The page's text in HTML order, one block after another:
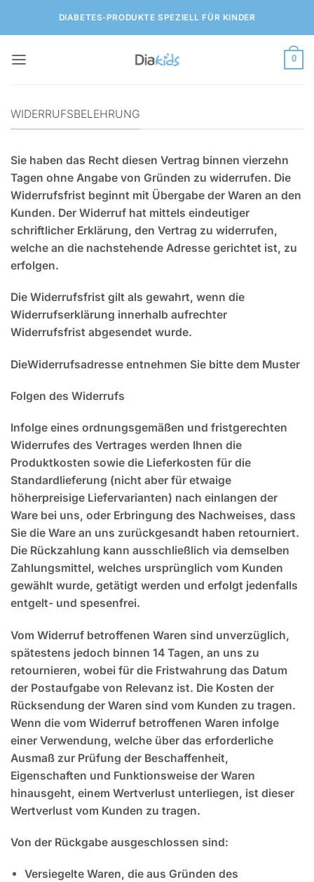
DIABETES-PRODUKTE SPEZIELL FÜR KINDER
0
WIDERRUFSBELEHRUNG
Sie haben das Recht diesen Vertrag binnen vierzehn
Tagen ohne Angabe von Gründen zu widerrufen. Die
Widerrufsfrist beginnt mit Übergabe der Waren an den
Kunden. Der Widerruf hat mittels eindeutiger
schriftlicher Erklärung, den Vertrag zu widerrufen,
welche an die nachstehende Adresse gerichtet ist, zu
erfolgen.
Die Widerrufsfrist gilt als gewahrt, wenn die
Widerrufserklärung innerhalb aufrechter
Widerrufsfrist abgesendet wurde.
DieWiderrufsadresse entnehmen Sie bitte dem Muster
Folgen des Widerrufs
Infolge eines ordnungsgemäßen und fristgerechten
Widerrufes des Vertrages werden Ihnen die
Produktkosten sowie die Lieferkosten für die
Standardlieferung (nicht aber für etwaige
höherpreisige Liefervarianten) nach einlangen der
Ware bei uns, oder Erbringung des Nachweises, dass
Sie die Ware an uns zurückgesandt haben retourniert.
Die Rückzahlung kann ausschließlich via demselben
Zahlungsmittel, welches ursprünglich vom Kunden
gewählt wurde, getätigt werden und erfolgt jedenfalls
entgelt- und spesenfrei.
Vom Widerruf betroffenen Waren sind unverzüglich,
spätestens jedoch binnen 14 Tagen, an uns zu
retournieren, wobei für die Fristwahrung das Datum
der Postaufgabe von Relevanz ist. Die Kosten der
Rücksendung der Waren sind vom Kunden zu tragen.
Wenn die vom Widerruf betroffenen Waren infolge
einer Verwendung, welche über das erforderliche
Ausmaß zur Prüfung der Beschaffenheit,
Eigenschaften und Funktionsweise der Waren
hinausgeht, einem Wertverlust unterliegen, ist dieser
Wertverlust vom Kunden zu tragen.
Von der Rückgabe ausgeschlossen sind:
Versiegelte Waren, die aus Gründen des